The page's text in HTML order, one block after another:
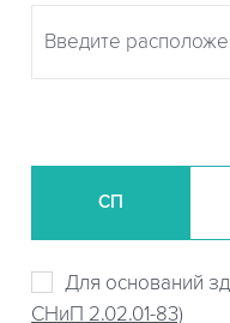
СП
Для оснований
СНиП 2.02.01-83)